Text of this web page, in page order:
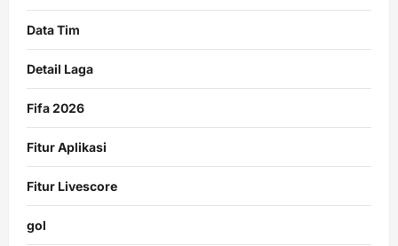
Data Tim
Detail Laga
Fifa 2026
Fitur Aplikasi
Fitur Livescore
gol